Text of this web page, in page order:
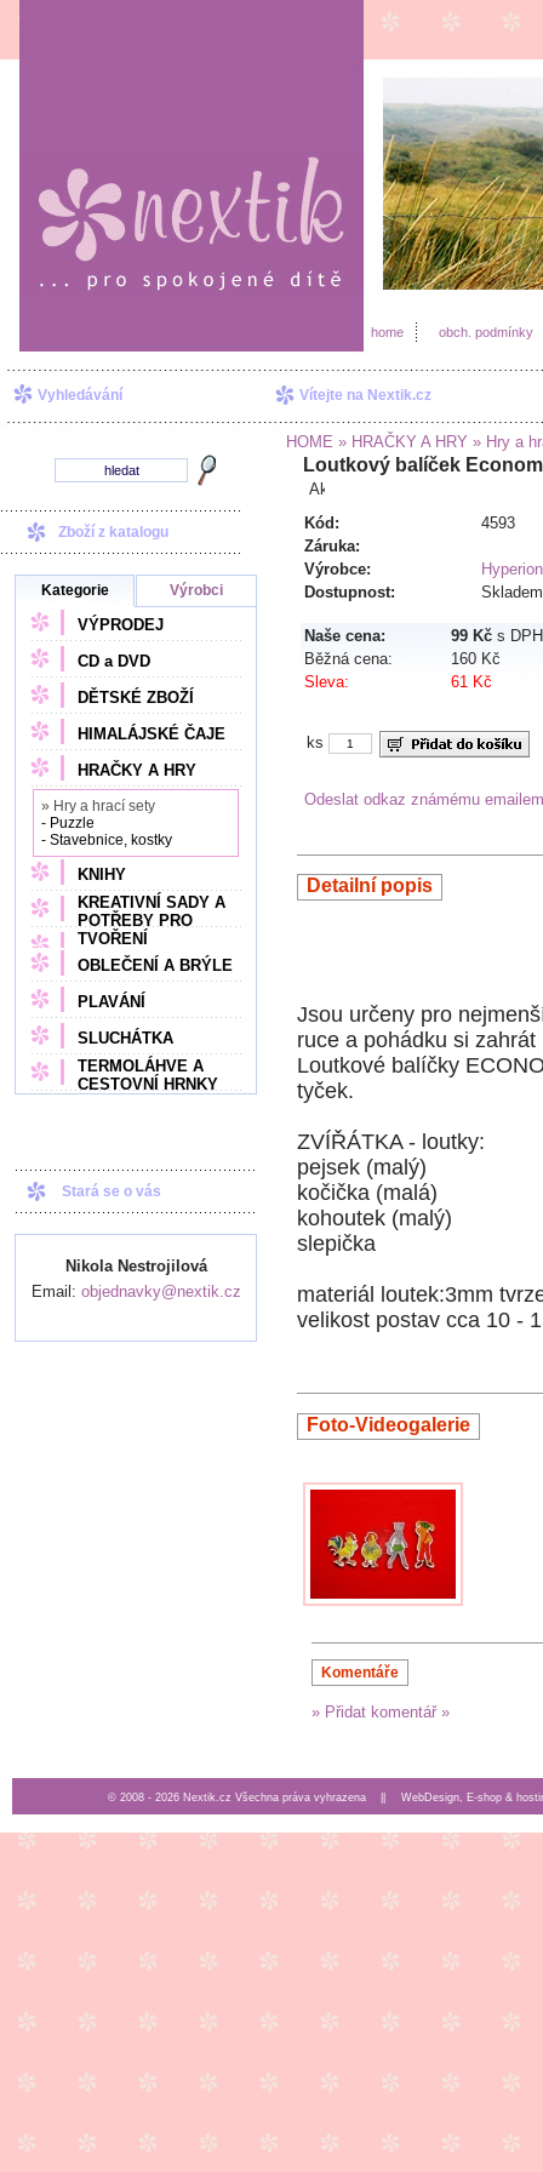
home obch. podmínky
Vyhledávání Vítejte na Nextik.cz
Zboží z katalogu
Kategorie Výrobci
VÝPRODEJ
CD a DVD
DĚTSKÉ ZBOŽÍ
HIMALÁJSKÉ ČAJE
HRAČKY A HRY
» Hry a hrací sety
- Puzzle
- Stavebnice, kostky
KNIHY
KREATIVNÍ SADY A
POTŘEBY PRO
TVOŘENÍ
OBLEČENÍ A BRÝLE
PLAVÁNÍ
SLUCHÁTKA
TERMOLÁHVE A
CESTOVNÍ HRNKY
Stará se o vás
Nikola Nestrojilová
Email: objednavky@nextik.cz
HOME » HRAČKY A HRY » Hry a
Loutkový balíček
Kód:
4593
Záruka:
Výrobce:
Hyperion
Dostupnost:
Skladem
Naše cena: 99 Kč s DPH
Běžná cena:
160 Kč
Sleva:
61 Kč
ks
Odeslat odkaz známému emailem
Detailní popis
Jsou určeny pro
ruce a pohádku si
Loutkové balíčky
tyček.
ZVÍŘÁTKA - loutky:
pejsek (malý)
kočička (malá)
kohoutek (malý)
slepička
materiál loutek:3mm
velikost postav cca 10 -
Foto-Videogalerie
Komentáře
» Přidat komentář »
© 2008 - 2026 Nextik.cz Všechna práva vyhrazena || WebDesign, E-shop &